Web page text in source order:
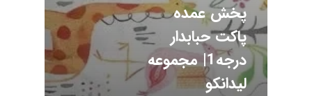
پخش عمده
پاکت حبابدار
درجه1| مجموعه
لیدانکو